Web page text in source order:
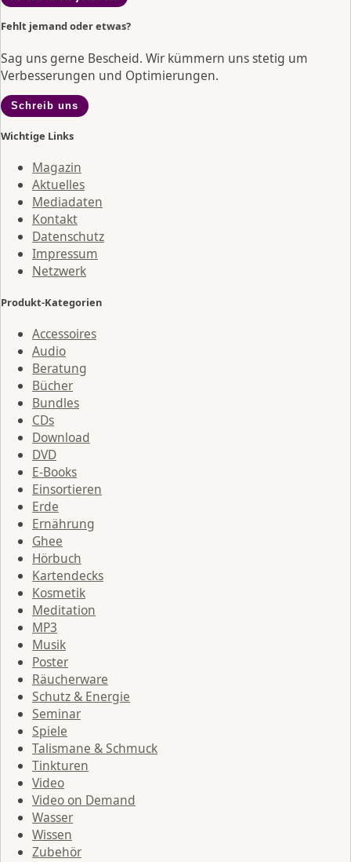
Fehlt jemand oder etwas?
Sag uns gerne Bescheid. Wir kümmern uns stetig um
Verbesserungen und Optimierungen.
Schreib uns
Wichtige Links
Magazin
Aktuelles
Mediadaten
Kontakt
Datenschutz
Impressum
Netzwerk
Produkt-Kategorien
Accessoires
Audio
Beratung
Bücher
Bundles
CDs
Download
DVD
E-Books
Einsortieren
Erde
Ernährung
Ghee
Hörbuch
Kartendecks
Kosmetik
Meditation
MP3
Musik
Poster
Räucherware
Schutz & Energie
Seminar
Spiele
Talismane & Schmuck
Tinkturen
Video
Video on Demand
Wasser
Wissen
Zubehör